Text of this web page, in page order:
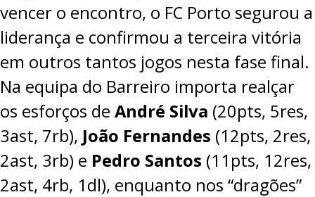
vencer o encontro, o FC Porto segurou a
liderança e confirmou a terceira vitória
em outros tantos jogos nesta fase final.
Na equipa do Barreiro importa realçar
os esforços de André Silva (20pts, 5res,
3ast, 7rb), João Fernandes (12pts, 2res,
2ast, 3rb) e Pedro Santos (11pts, 12res,
2ast, 4rb, 1dl), enquanto nos “dragões”